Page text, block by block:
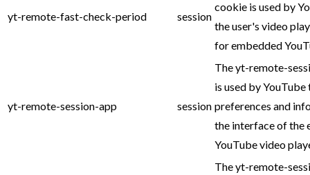
yt-remote-fast-check-period session
cookie is used by
the user's video
for embedded
yt-remote-session-app session
The yt-remote-
is used by
preferences and
the interface of the
YouTube video
The yt-remote-